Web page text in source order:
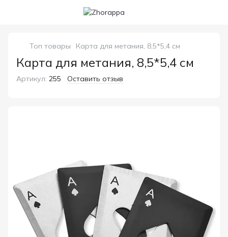
Топ товары Карта для метания, 8,5*5,4 см
Карта для метания, 8,5*5,4 см
Артикул: 255 Оставить отзыв